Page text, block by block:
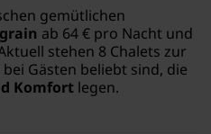
gemütlichen
ab 64 € pro Nacht und
stehen 8 Chalets zur
Gästen beliebt sind, die
Komfort legen.